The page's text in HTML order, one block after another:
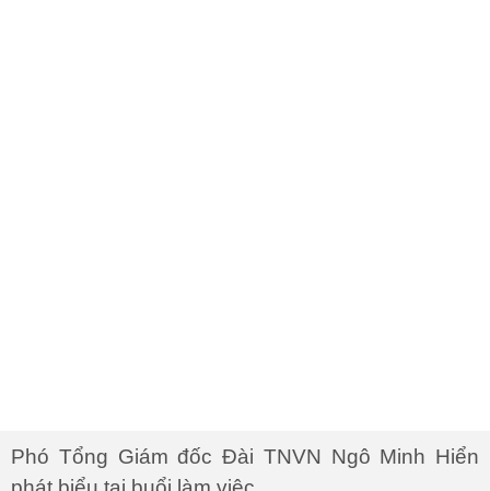
Phó Tổng Giám đốc Đài TNVN Ngô Minh Hiển